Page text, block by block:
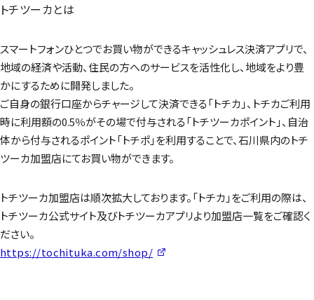
トチツーカとは
スマートフォンひとつでお買い物ができるキャッシュレス決済アプリで、
地域の経済や活動、住民の方へのサービスを活性化し、地域をより豊
かにするために開発しました。
ご自身の銀行口座からチャージして決済できる「トチカ」、トチカご利用
時に利用額の0.5％がその場で付与される「トチツーカポイント」、自治
体から付与されるポイント「トチポ」を利用することで、石川県内のトチ
ツーカ加盟店にてお買い物ができます。
トチツーカ加盟店は順次拡大しております。「トチカ」をご利用の際は、
トチツーカ公式サイト及びトチツーカアプリより加盟店一覧をご確認く
ださい。
https://tochituka.com/shop/